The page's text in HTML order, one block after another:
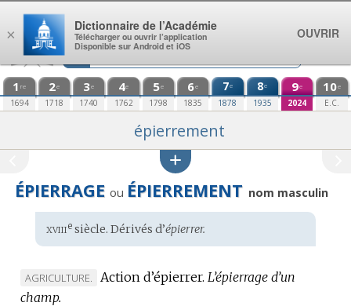
Aller au contenu
1 re
1694
2e
1718
3e
1740
4e
1762
5e
1798
6e
1835
7e
1878
8e
1935
9e
2024
10e
E.C.
épierrement
ÉPIERRAGE ou ÉPIERREMENT nom masculin
Étymologie
:
xviiiesiècle. Dérivés d’épierrer.
MARQUE
DE
AGRICULTURE. Action d’épierrer. L’épierrage d’un
champ.
×
Dictionnaire de l’Académie
Télécharger ou ouvrir l’application
Disponible sur Android et iOS
OUVRIR